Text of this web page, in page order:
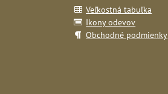
Veľkostná tabuľka
Ikony odevov
Obchodné podmienky